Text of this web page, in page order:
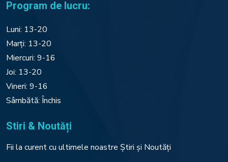
Program de lucru:
Luni: 13-20
Marți: 13-20
Miercuri: 9-16
Joi: 13-20
Vineri: 9-16
Sâmbătă: Închis
Stiri & Noutăți
Fii la curent cu ultimele noastre Știri și Noutăți